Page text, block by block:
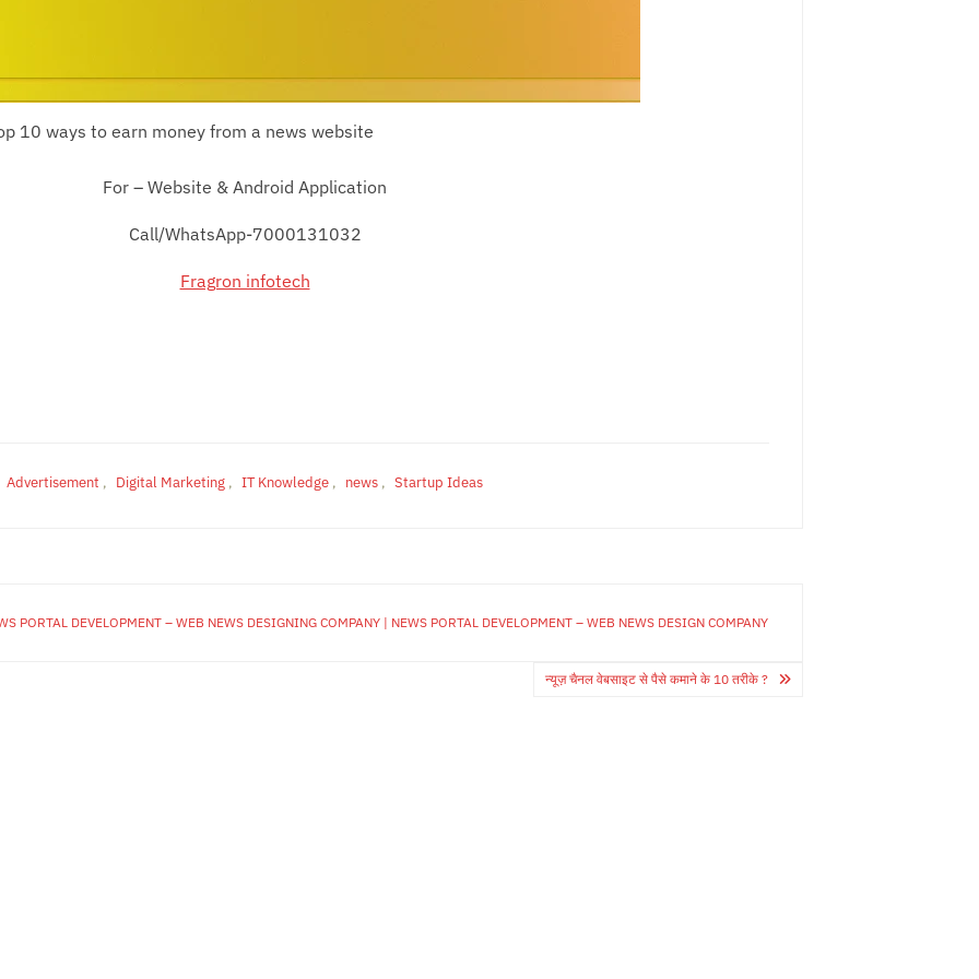
10 ways to earn money from a news website
For – Website & Android Application
Call/WhatsApp-7000131032
Fragron infotech
Advertisement , Digital Marketing , IT Knowledge , news , Startup Ideas
PORTAL DEVELOPMENT – WEB NEWS DESIGNING COMPANY | NEWS PORTAL DEVELOPMENT – WEB NEWS DESIGN COMPANY
न्यूज़ चैनल वेबसाइट से पैसे कमाने के 10 तरीके ?